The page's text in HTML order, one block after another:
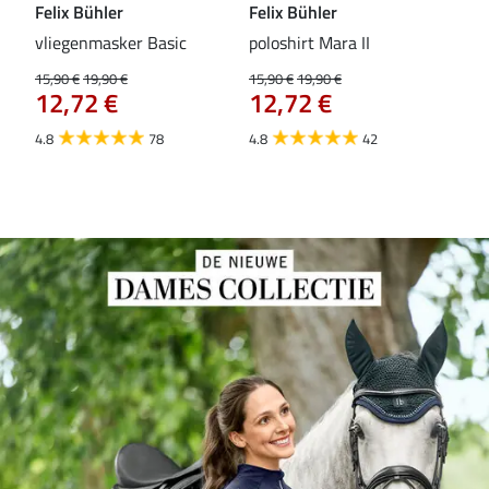
Felix Bühler
vliegenmasker Basic
15,90 €19,90 €
12,72 €
4.8 78
Felix Bühler
poloshirt Mara II
15,90 €19,90 €
12,72 €
4.8 42